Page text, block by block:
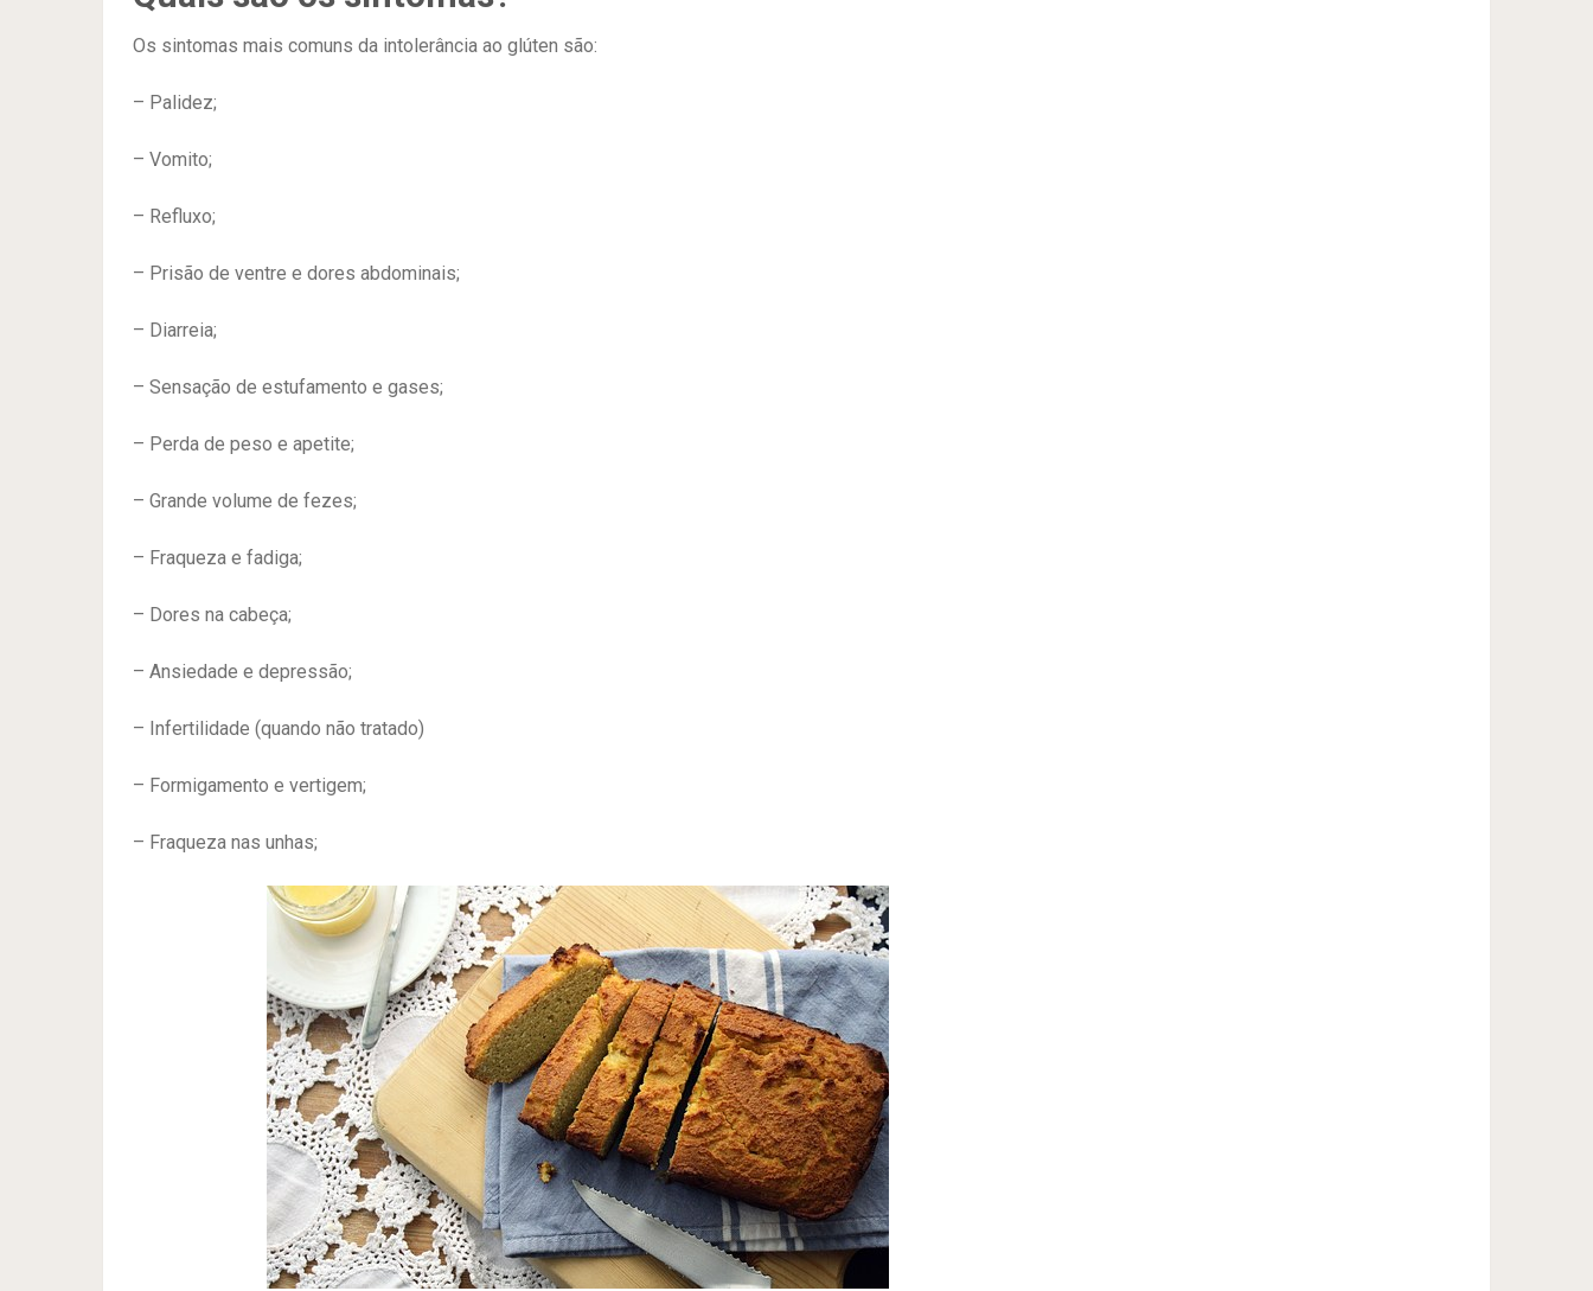
Os sintomas mais comuns da intolerância ao glúten são:
– Palidez;
– Vomito;
– Refluxo;
– Prisão de ventre e dores abdominais;
– Diarreia;
– Sensação de estufamento e gases;
– Perda de peso e apetite;
– Grande volume de fezes;
– Fraqueza e fadiga;
– Dores na cabeça;
– Ansiedade e depressão;
– Infertilidade (quando não tratado)
– Formigamento e vertigem;
– Fraqueza nas unhas;